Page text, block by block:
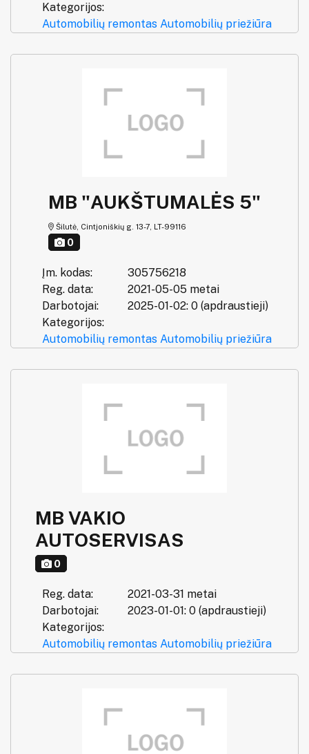
Kategorijos:
Automobilių remontas Automobilių priežiūra
MB "AUKŠTUMALĖS 5"
Šilutė, Cintjoniškių g. 13-7, LT-99116
0
Įm. kodas:
305756218
Reg. data:
2021-05-05 metai
Darbotojai:
2025-01-02: 0 (apdraustieji)
Kategorijos:
Automobilių remontas Automobilių priežiūra
MB VAKIO
AUTOSERVISAS
0
Reg. data:
2021-03-31 metai
Darbotojai:
2023-01-01: 0 (apdraustieji)
Kategorijos:
Automobilių remontas Automobilių priežiūra